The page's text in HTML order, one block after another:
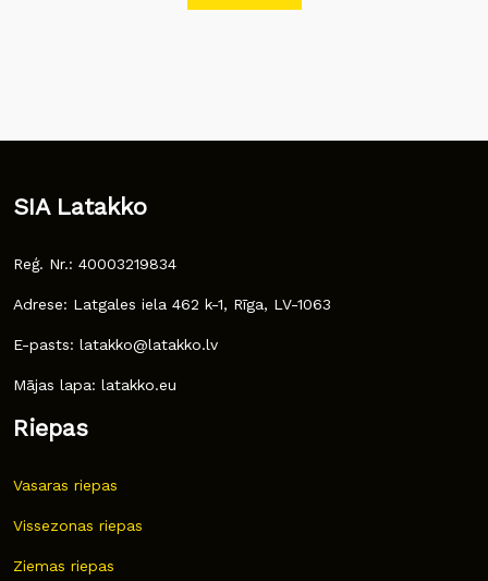
SIA Latakko
Reģ. Nr.: 40003219834
Adrese: Latgales iela 462 k-1, Rīga, LV-1063
E-pasts: latakko@latakko.lv
Mājas lapa: latakko.eu
Riepas
Vasaras riepas
Vissezonas riepas
Ziemas riepas